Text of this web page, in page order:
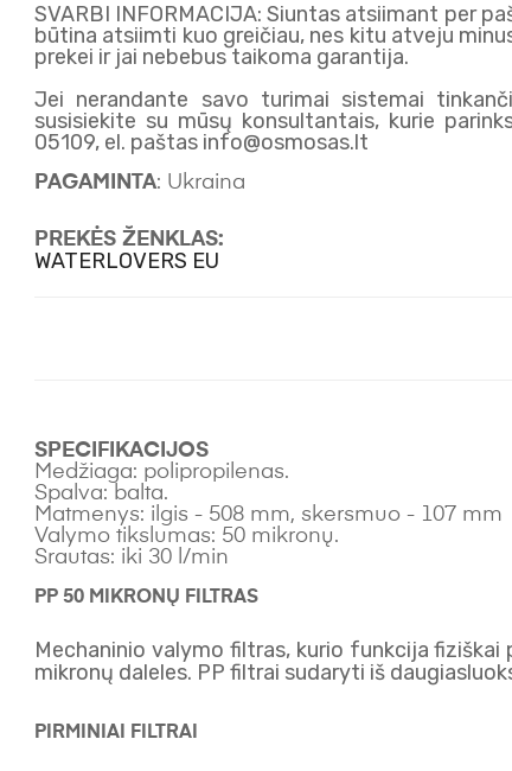
SVARBI INFORMACIJA: Siuntas atsiimant per
būtina atsiimti kuo greičiau, nes kitu atveju
prekei ir jai nebebus taikoma garantija.
Jei nerandante savo turimai sistemai
susisiekite su mūsų konsultantais, kurie
05109, el. paštas info@osmosas.lt
PAGAMINTA: Ukraina
PREKĖS ŽENKLAS:
WATERLOVERS EU
SPECIFIKACIJOS
Medžiaga: polipropilenas.
Spalva: balta.
Matmenys: ilgis - 508 mm, skersmuo - 107 mm
Valymo tikslumas: 50 mikronų.
Srautas: iki 30 l/min
PP 50 MIKRONŲ FILTRAS
Mechaninio valymo filtras, kurio funkcija
mikronų daleles. PP filtrai sudaryti iš
ZEROWATER
FILTER
PIRMINIAI FILTRAI